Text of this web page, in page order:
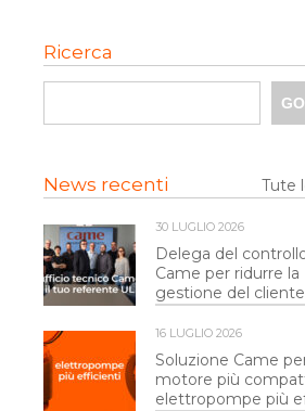
Ricerca
News recenti Tute
30 LUGLIO 2026
Delega del
Came per ridurre la
gestione del cliente
16 LUGLIO 2026
Soluzione Came
motore più
elettropompe più